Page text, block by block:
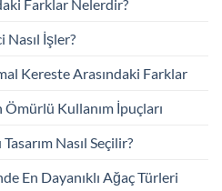
Farklar Nelerdir?
İşler?
Kereste Arasındaki Farklar
Ömürlü Kullanım İpuçları
Nasıl Seçilir?
En Dayanıklı Ağaç Türleri